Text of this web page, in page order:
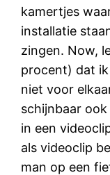
kamertjes
installatie
zingen. Now,
procent) dat
niet voor
schijnbaar
in een
als videoclip
man op een